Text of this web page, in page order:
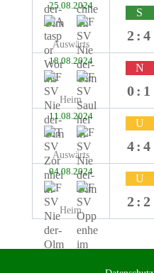
25.08.2024
Auswärts
S
2:4
18.08.2024
Heim
N
0:1
11.08.2024
Auswärts
U
4:4
04.08.2024
Heim
U
2:2